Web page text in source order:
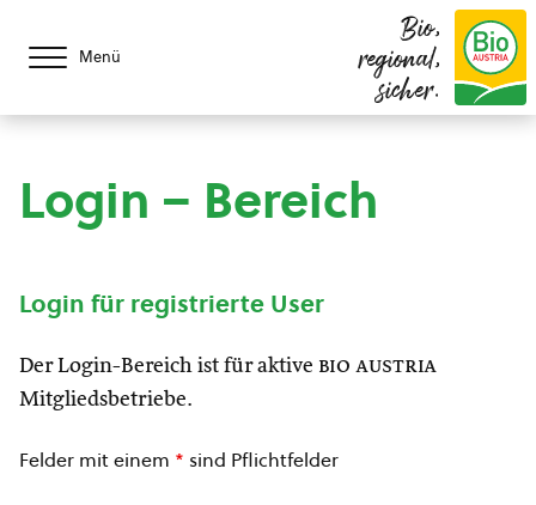
Menü
Bio,
regional,
sicher.
Login – Bereich
Login für registrierte User
Der Login-Bereich ist für aktive bio austria
Mitgliedsbetriebe.
Felder mit einem * sind Pflichtfelder